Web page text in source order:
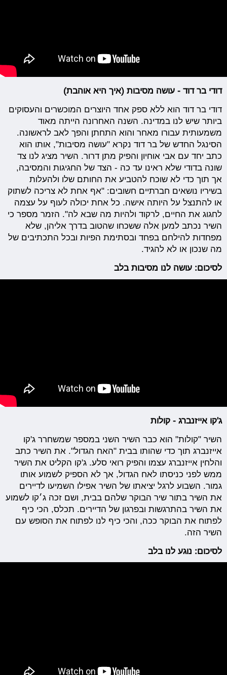
דודי בר דוד - עושה מסיבות (איך היא אוהבת)
דודי בר דוד הוא ללא ספק אחד היוצרים המוכשרים והעסוקים
ביותר שיש לנו במדינה. השנה האחרונה הייתה מאוד
משמעותית עבורו מאחר והוא התחתן והפך לאב לראשונה.
הסינגל החדש של בר דוד נקרא "עושה מסיבות", אותו הוא
כתב יחד עם אבי אוחיון והפיק מתן דרור. השיר מציג לנו צד
שונה בדודי שלא ראינו עד כה - הצד של החגיגות והמסיבה,
אך תוך כדי לא שוכח להטביע את החותם שלו ולהעלות
בשיריו נושאים חברתיים חשובים: "אף אחת לא צריכה לשתוק
או להתנצל על היותה אישה. כל אחת יכולה לעוף על עצמה
לחגוג את החיים, לרקוד ולהיות מה שבא לה". הזמר מספר כי
השיר נכתב למען אלה ששכחו שהטוב בדרך אליהן, שלא
מפחדות להילחם בפחד ובסתימת הפיות ובכל התכתיבים של
מה שנכון או לא להגיד.
לסיכום: עושה לנו מסיבות בלב
ג'קו אייזנברג - קולות
השיר "קולות" הוא כבר השיר השני במספר שמשחרר ג'קו
אייזנברג תוך כדי שהותו בבית "האח הגדול". את השיר כתב
והלחין אייזנברג עצמו והפיק רואי סלע. ג'קו הקליט את השיר
ממש לפני כניסתו לאח הגדול, אך לא הספיק לשמוע אותו
גמור. השבוע לרגל יציאתו של השיר אפילו השמיעו לדיירים
את השיר בתור שיר הבוקר שלהם בבית, ושם זכה ג׳קו לשמוע
את השיר בהתרגשות ובפרגון של הדיירים. תכלס, הכי כיף
לפתוח את הבוקר ככה, והכי כיף לנו לפתוח את הסופש עם
השיר הזה.
לסיכום: נוגע לנו בלב